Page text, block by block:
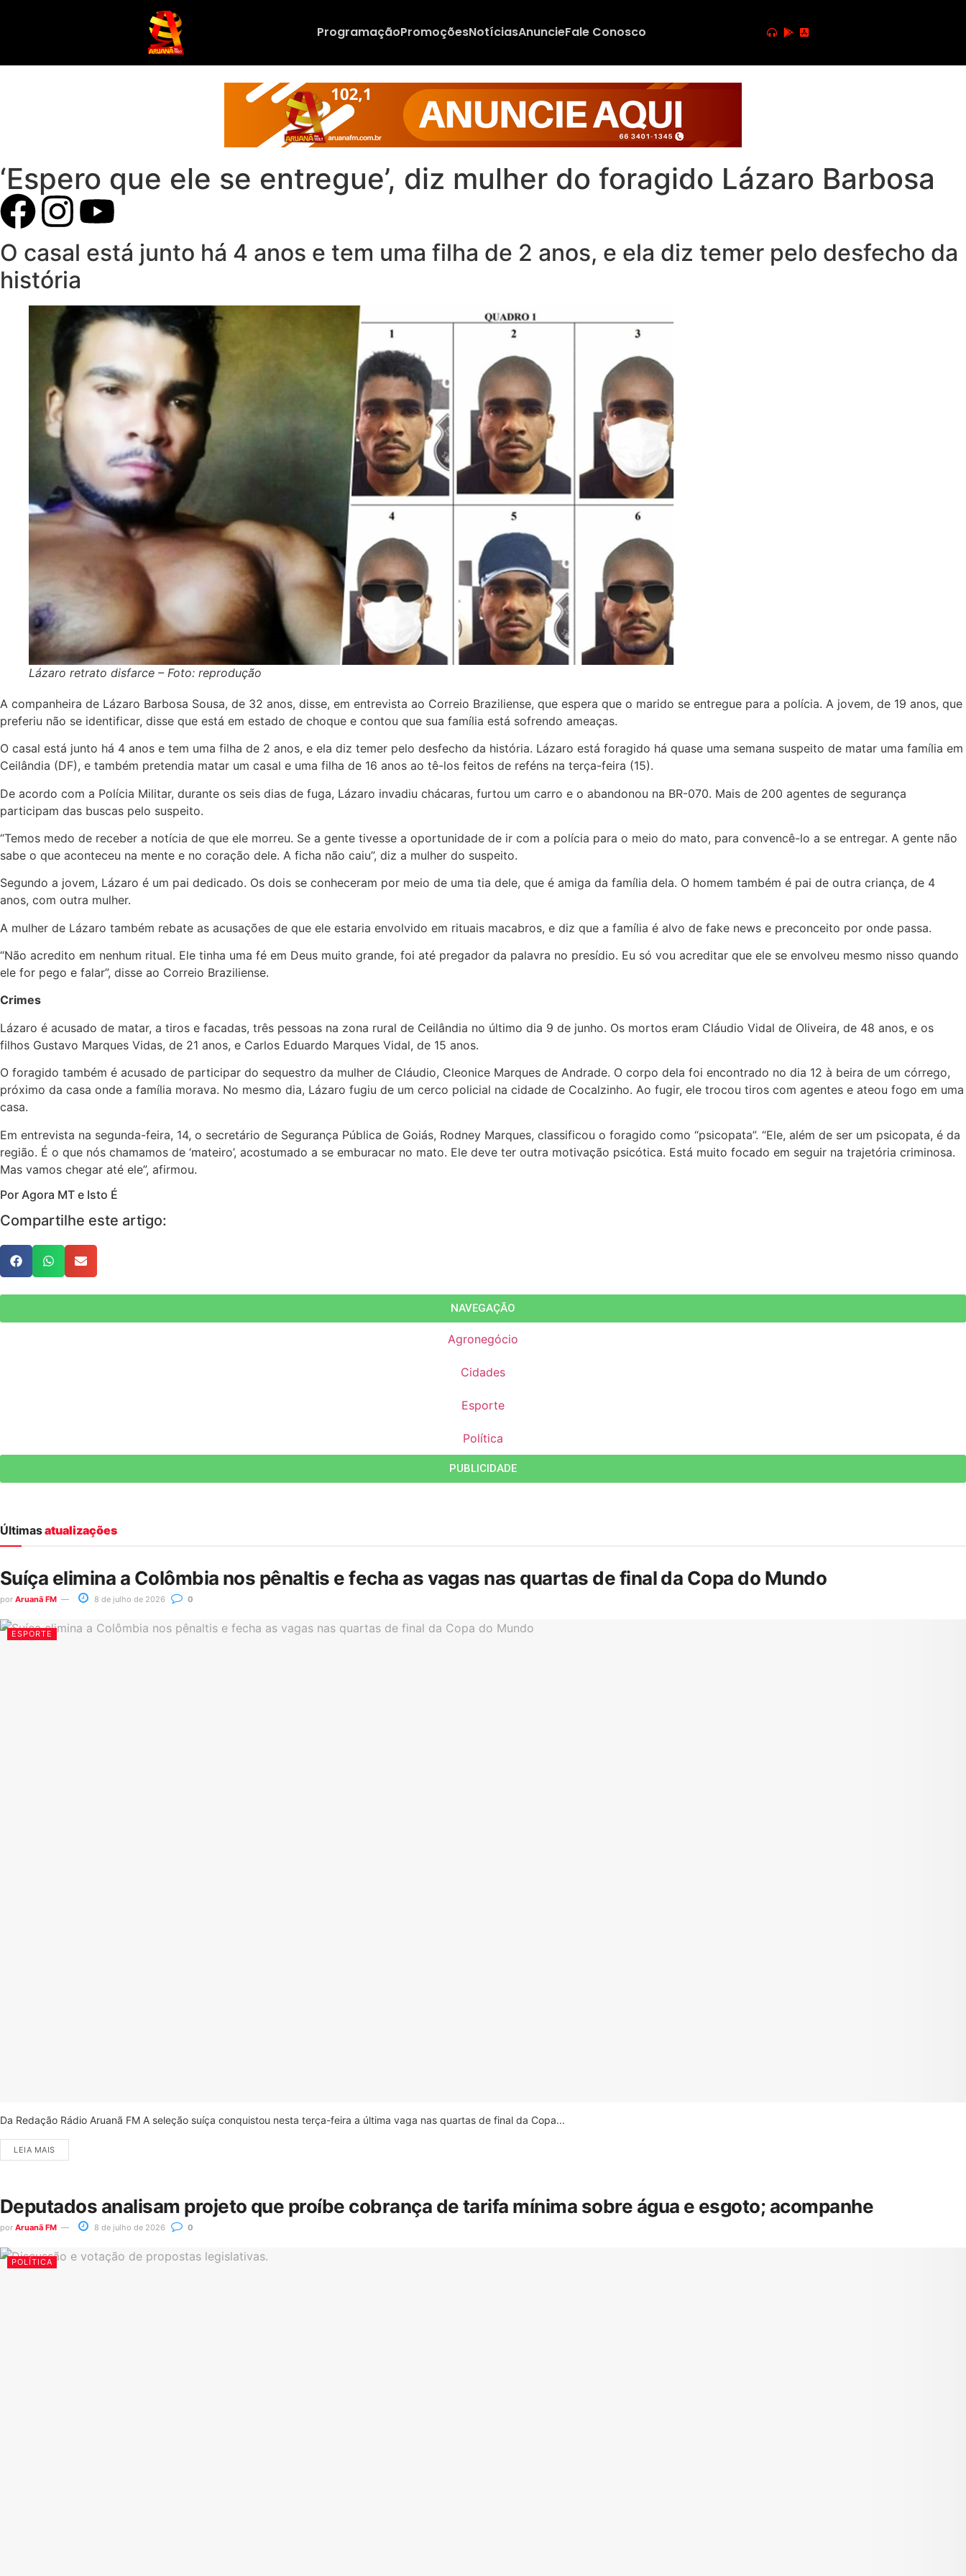
ProgramaçãoPromoçõesNotíciasAnuncieFale Conosco
‘Espero que ele se entregue’, diz mulher do foragido Lázaro Barbosa
O casal está junto há 4 anos e tem uma filha de 2 anos, e ela diz temer pelo desfecho da
história
Lázaro retrato disfarce – Foto: reprodução
A companheira de Lázaro Barbosa Sousa, de 32 anos, disse, em entrevista ao Correio Braziliense, que espera que o marido se entregue para a polícia. A jovem, de 19 anos, que
preferiu não se identificar, disse que está em estado de choque e contou que sua família está sofrendo ameaças.
O casal está junto há 4 anos e tem uma filha de 2 anos, e ela diz temer pelo desfecho da história. Lázaro está foragido há quase uma semana suspeito de matar uma família em
Ceilândia (DF), e também pretendia matar um casal e uma filha de 16 anos ao tê-los feitos de reféns na terça-feira (15).
De acordo com a Polícia Militar, durante os seis dias de fuga, Lázaro invadiu chácaras, furtou um carro e o abandonou na BR-070. Mais de 200 agentes de segurança
participam das buscas pelo suspeito.
“Temos medo de receber a notícia de que ele morreu. Se a gente tivesse a oportunidade de ir com a polícia para o meio do mato, para convencê-lo a se entregar. A gente não
sabe o que aconteceu na mente e no coração dele. A ficha não caiu”, diz a mulher do suspeito.
Segundo a jovem, Lázaro é um pai dedicado. Os dois se conheceram por meio de uma tia dele, que é amiga da família dela. O homem também é pai de outra criança, de 4
anos, com outra mulher.
A mulher de Lázaro também rebate as acusações de que ele estaria envolvido em rituais macabros, e diz que a família é alvo de fake news e preconceito por onde passa.
“Não acredito em nenhum ritual. Ele tinha uma fé em Deus muito grande, foi até pregador da palavra no presídio. Eu só vou acreditar que ele se envolveu mesmo nisso quando
ele for pego e falar”, disse ao Correio Braziliense.
Crimes
Lázaro é acusado de matar, a tiros e facadas, três pessoas na zona rural de Ceilândia no último dia 9 de junho. Os mortos eram Cláudio Vidal de Oliveira, de 48 anos, e os
filhos Gustavo Marques Vidas, de 21 anos, e Carlos Eduardo Marques Vidal, de 15 anos.
O foragido também é acusado de participar do sequestro da mulher de Cláudio, Cleonice Marques de Andrade. O corpo dela foi encontrado no dia 12 à beira de um córrego,
próximo da casa onde a família morava. No mesmo dia, Lázaro fugiu de um cerco policial na cidade de Cocalzinho. Ao fugir, ele trocou tiros com agentes e ateou fogo em uma
casa.
Em entrevista na segunda-feira, 14, o secretário de Segurança Pública de Goiás, Rodney Marques, classificou o foragido como “psicopata”. “Ele, além de ser um psicopata, é da
região. É o que nós chamamos de ‘mateiro’, acostumado a se emburacar no mato. Ele deve ter outra motivação psicótica. Está muito focado em seguir na trajetória criminosa.
Mas vamos chegar até ele”, afirmou.
Por Agora MT e Isto É
Compartilhe este artigo:
NAVEGAÇÃO
Agronegócio
Cidades
Esporte
Política
PUBLICIDADE
Últimasatualizações
Suíça elimina a Colômbia nos pênaltis e fecha as vagas nas quartas de final da Copa do Mundo
por Aruanã FM 8 de julho de 2026 0
ESPORTE
Da Redação Rádio Aruanã FM A seleção suíça conquistou nesta terça-feira a última vaga nas quartas de final da Copa...
LEIA MAIS
Deputados analisam projeto que proíbe cobrança de tarifa mínima sobre água e esgoto; acompanhe
por Aruanã FM 8 de julho de 2026 0
POLÍTICA